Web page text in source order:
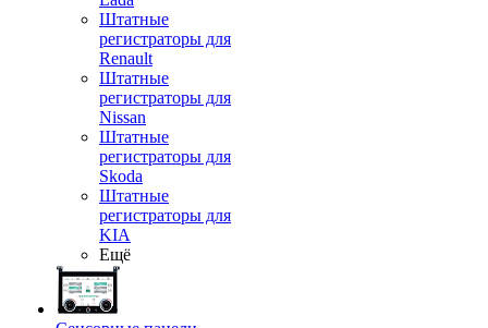
Штатные
регистраторы для
Renault
Штатные
регистраторы для
Nissan
Штатные
регистраторы для
Skoda
Штатные
регистраторы для
KIA
Ещё